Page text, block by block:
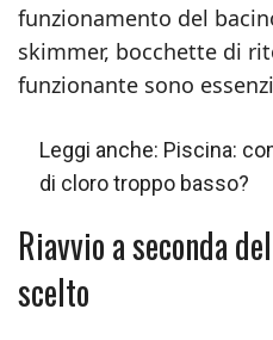
funzionamento del
skimmer, bocchette di
funzionante sono
Leggi anche: Piscina:
di cloro troppo basso?
Riavvio a seconda
scelto